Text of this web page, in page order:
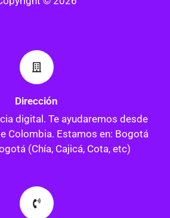
Dirección
digital. Te ayudaremos desde
Colombia. Estamos en: Bogotá
(Chía, Cajicá, Cota, etc)